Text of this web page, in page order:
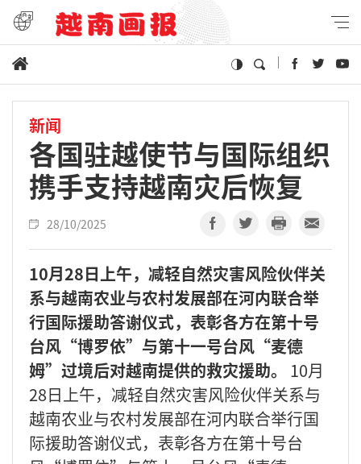
新闻
各国驻越使节与国际组织
携手支持越南灾后恢复
28/10/2025
10月28日上午，减轻自然灾害风险伙伴关
系与越南农业与农村发展部在河内联合举
行国际援助答谢仪式，表彰各方在第十号
台风“博罗依”与第十一号台风“麦德
姆”过境后对越南提供的救灾援助。
10月
28日上午，减轻自然灾害风险伙伴关系与
越南农业与农村发展部在河内联合举行国
际援助答谢仪式，表彰各方在第十号台